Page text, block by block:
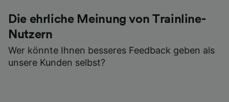
Die ehrliche Meinung von Trainline-
Nutzern
Wer könnte Ihnen besseres Feedback geben als
unsere Kunden selbst?